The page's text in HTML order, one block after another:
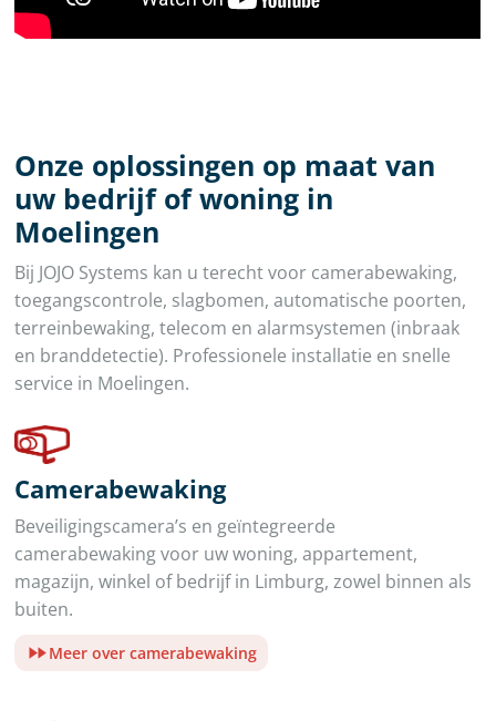
Onze oplossingen op maat van
uw bedrijf of woning in
Moelingen
Bij JOJO Systems kan u terecht voor camerabewaking,
toegangscontrole, slagbomen, automatische poorten,
terreinbewaking, telecom en alarmsystemen (inbraak
en branddetectie). Professionele installatie en snelle
service in Moelingen.
Camerabewaking
Beveiligingscamera’s en geïntegreerde
camerabewaking voor uw woning, appartement,
magazijn, winkel of bedrijf in Limburg, zowel binnen als
buiten.
Meer over camerabewaking